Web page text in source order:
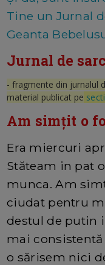
Tine un Jurnal
Geanta
Jurnal de
- fragmente din jurnalul
material publicat pe
Am simțit o
Era miercuri
Stăteam in pat
munca. Am
ciudat pentru
destul de putin
mai consistentă
o sărisem nici